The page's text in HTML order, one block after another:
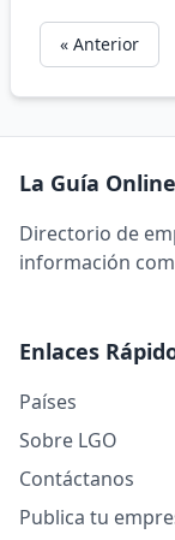
« Anterior
La Guía Online
Directorio de
información
Enlaces
Países
Sobre LGO
Contáctanos
Publica tu